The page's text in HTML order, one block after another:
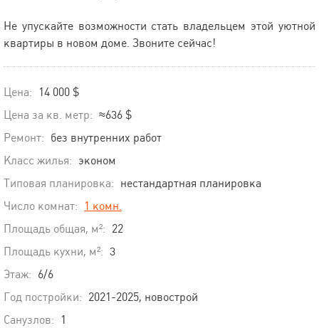
Не упускайте возможности стать владельцем этой уютной
квартиры в новом доме. Звоните сейчас!
Цена:
14 000 $
Цена за кв. метр: ≈636 $
Ремонт: без внутренних работ
Класс жилья: эконом
Типовая планировка: нестандартная планировка
Число комнат:
1 комн.
Площадь общая, м²: 22
Площадь кухни, м²: 3
Этаж: 6/6
Год постройки: 2021-2025, новострой
Санузлов:
1